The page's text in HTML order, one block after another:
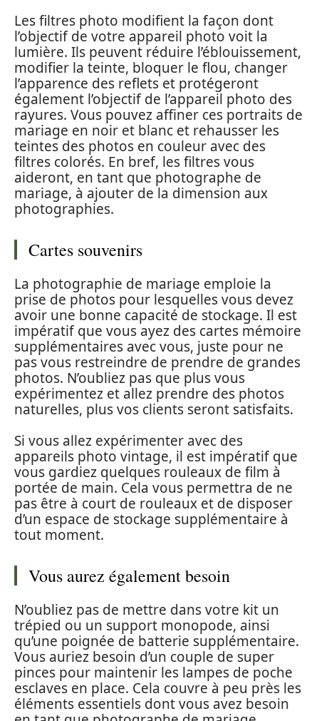
Les filtres photo modifient la façon dont
l’objectif de votre appareil photo voit la
lumière. Ils peuvent réduire l’éblouissement,
modifier la teinte, bloquer le flou, changer
l’apparence des reflets et protégeront
également l’objectif de l’appareil photo des
rayures. Vous pouvez affiner ces portraits de
mariage en noir et blanc et rehausser les
teintes des photos en couleur avec des
filtres colorés. En bref, les filtres vous
aideront, en tant que photographe de
mariage, à ajouter de la dimension aux
photographies.
Cartes souvenirs
La photographie de mariage emploie la
prise de photos pour lesquelles vous devez
avoir une bonne capacité de stockage. Il est
impératif que vous ayez des cartes mémoire
supplémentaires avec vous, juste pour ne
pas vous restreindre de prendre de grandes
photos. N’oubliez pas que plus vous
expérimentez et allez prendre des photos
naturelles, plus vos clients seront satisfaits.
Si vous allez expérimenter avec des
appareils photo vintage, il est impératif que
vous gardiez quelques rouleaux de film à
portée de main. Cela vous permettra de ne
pas être à court de rouleaux et de disposer
d’un espace de stockage supplémentaire à
tout moment.
Vous aurez également besoin
N’oubliez pas de mettre dans votre kit un
trépied ou un support monopode, ainsi
qu’une poignée de batterie supplémentaire.
Vous auriez besoin d’un couple de super
pinces pour maintenir les lampes de poche
esclaves en place. Cela couvre à peu près les
éléments essentiels dont vous avez besoin